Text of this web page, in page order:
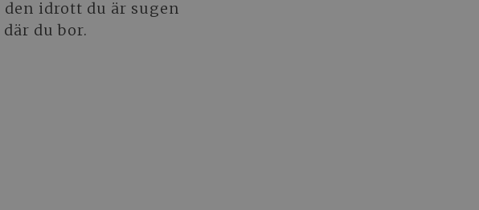
idrott du är sugen
du bor.